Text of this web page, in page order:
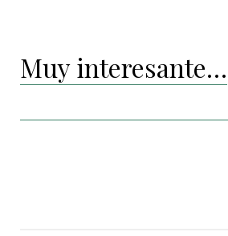
Muy interesante…